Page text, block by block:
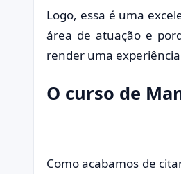
Logo, essa é uma
área de atuação e
render uma
O curso de
Como acabamos de